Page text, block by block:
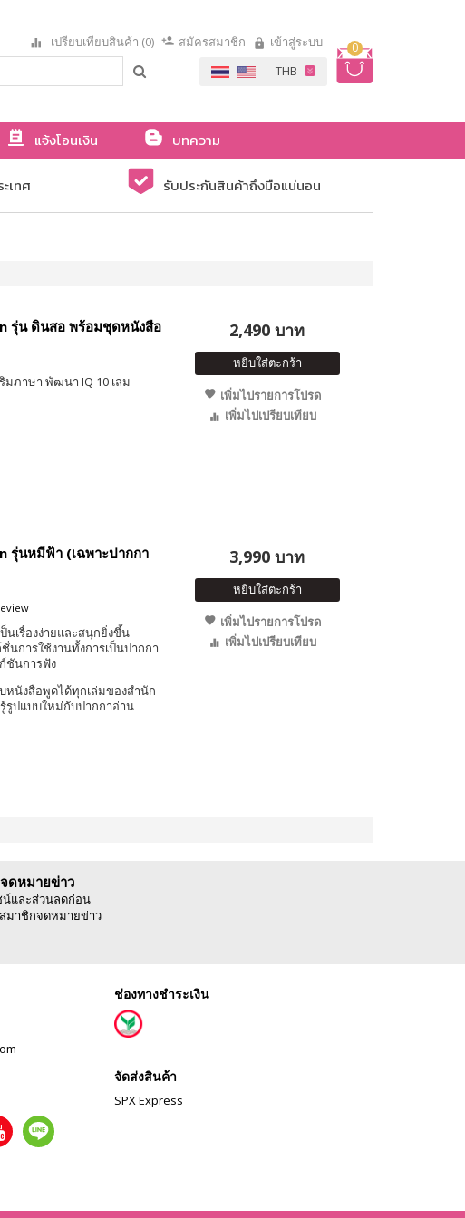
0
เปรียบเทียบสินค้า (0) สมัครสมาชิก เข้าสู่ระบบ
แจ้งโอนเงิน
บทความ
เทศ รับประกันสินค้าถึงมือแน่นอน
รุ่น ดินสอ พร้อมชุดหนังสือ
มภาษา พัฒนา IQ 10 เล่ม
2,490 บาท
หยิบใส่ตะกร้า
เพิ่มไปรายการโปรด
เพิ่มไปเปรียบเทียบ
รุ่นหมีฟ้า (เฉพาะปากกา
นเรื่องง่ายและสนุกยิ่งขึ้น
การใช้งานทั้งการเป็นปากกา
ชันการฟัง
หนังสือพูดได้ทุกเล่มของสำนัก
รูปแบบใหม่กับปากกาอ่าน
3,990 บาท
หยิบใส่ตะกร้า
เพิ่มไปรายการโปรด
เพิ่มไปเปรียบเทียบ
ดหมายข่าว
และส่วนลดก่อน
มาชิกจดหมายข่าว
ช่องทางชำระเงิน
จัดส่งสินค้า
SPX Express